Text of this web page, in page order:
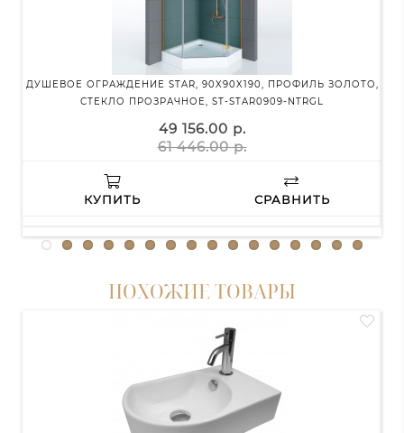
ДУШЕВОЕ ОГРАЖДЕНИЕ STAR, 90X90X190, ПРОФИЛЬ ЗОЛОТО,
СТЕКЛО ПРОЗРАЧНОЕ, ST-STAR0909-NTRGL
49 156.00 р.
61 446.00 р.
КУПИТЬ СРАВНИТЬ
ПОХОЖИЕ ТОВАРЫ